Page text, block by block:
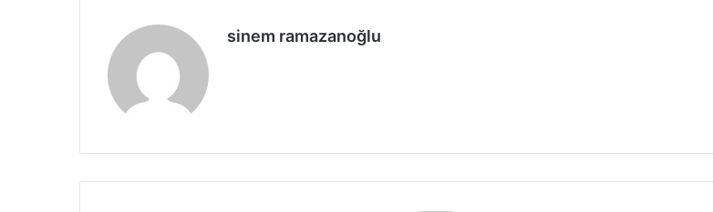
sinem ramazanoğlu